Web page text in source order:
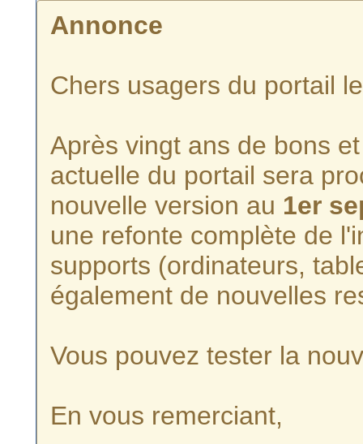
Annonce
Chers usagers du portail
Après vingt ans de bons
actuelle du portail sera
nouvelle version au 1er
une refonte complète de
supports (ordinateurs,
également de nouvelles
Vous pouvez tester la
En vous remerciant,